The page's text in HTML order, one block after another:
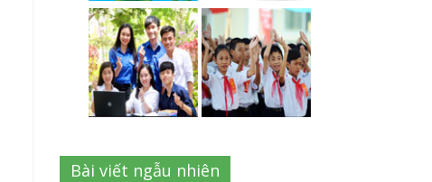
Bài viết ngẫu nhiên